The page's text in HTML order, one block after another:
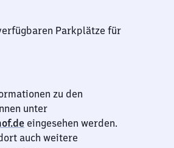
Uhr Parkplätze für
zu den
unter
eingesehen werden.
auch weitere